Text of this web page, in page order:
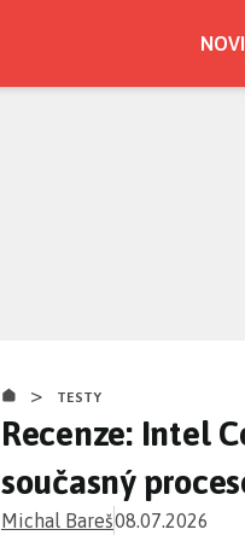
> TESTY
Recenze: Intel
současný
Michal Bareš08.07.2026